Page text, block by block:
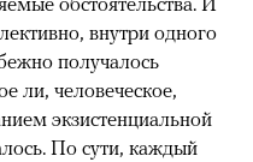
внутри одного
получалось
ли, человеческое,
экзистенциальной
По сути, каждый